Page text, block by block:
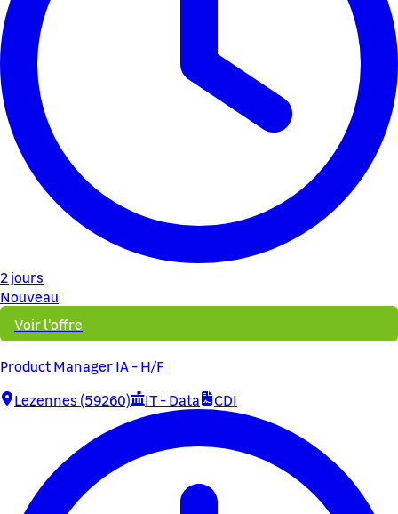
2 jours
Nouveau
Voir l'offre
Product Manager IA - H/F
Lezennes (59260)
IT - Data CDI